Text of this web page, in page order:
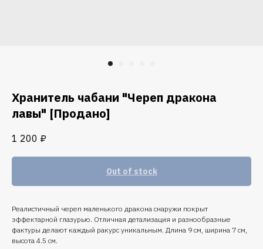
Хранитель чабани "Череп дракона
лавы" [Продано]
1 200 ₽
Out of stock
Реалистичный череп маленького дракона снаружи покрыт
эффектарной глазурью. Отличная детализация и разнообразные
фактуры делают каждый ракурс уникальным. Длина 9 см, ширина 7 см,
высота 4.5 см.